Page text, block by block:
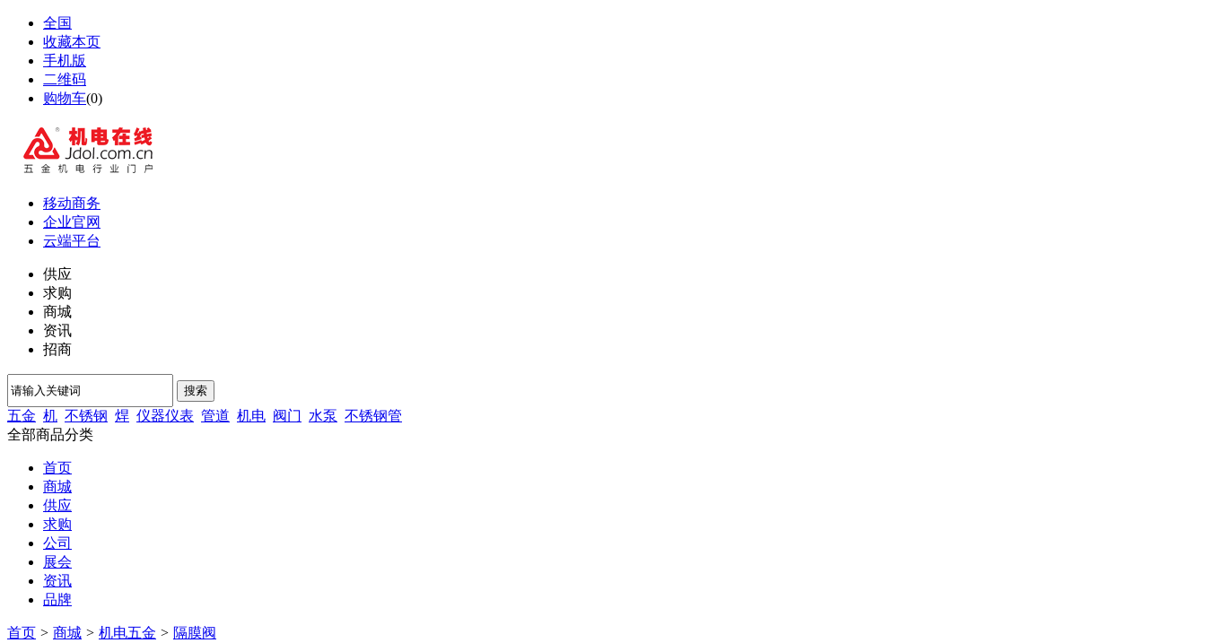
全国
收藏本页
手机版
二维码
购物车(0)
移动商务
企业官网
云端平台
供应
求购
商城
资讯
招商
搜索
五金 机 不锈钢 焊 仪器仪表 管道 机电 阀门 水泵 不锈钢管
全部商品分类
首页
商城
供应
求购
公司
展会
资讯
品牌
首页 > 商城 > 机电五金 > 隔膜阀